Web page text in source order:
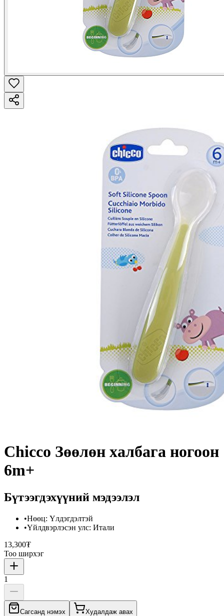
Chicco Зөөлөн халбага ногоон
6m+
Бүтээгдэхүүний мэдээлэл
•Нөөц: Үлдэгдэлтэй
•Үйлдвэрлэсэн улс: Итали
13,300₮
Тоо ширхэг
1
Сагсанд нэмэх Худалдаж авах